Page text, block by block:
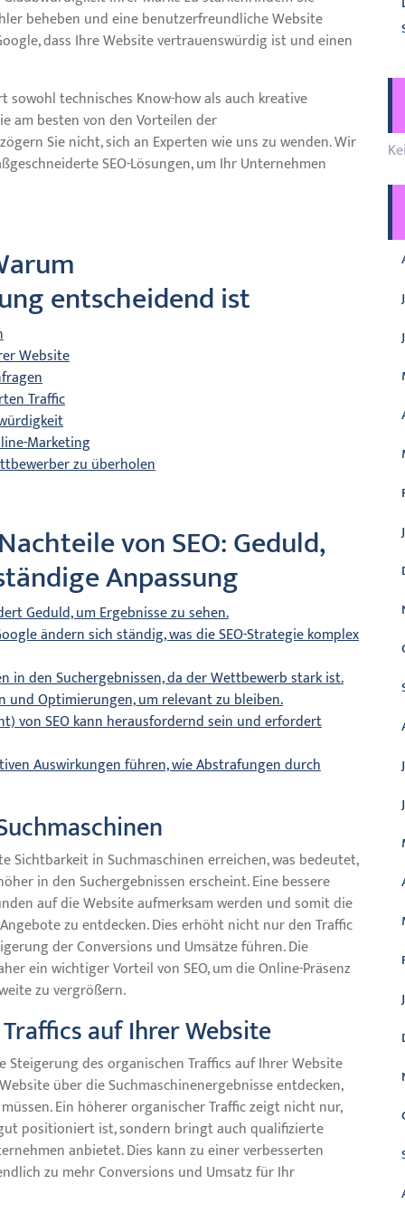
beheben und eine benutzerfreundliche Website
dass Ihre Website vertrauenswürdig ist und einen
technisches Know-how als auch kreative
am besten von den Vorteilen der
Sie nicht, sich an Experten wie uns zu wenden. Wir
SEO-Lösungen, um Ihr Unternehmen
entscheidend ist
Website
Traffic
Marketing
zu überholen
von SEO: Geduld,
Anpassung
Geduld, um Ergebnisse zu sehen.
ändern sich ständig, was die SEO-Strategie komplex
in den Suchergebnissen, da der Wettbewerb stark ist.
Optimierungen, um relevant zu bleiben.
von SEO kann herausfordernd sein und erfordert
Auswirkungen führen, wie Abstrafungen durch
Sichtbarkeit in Suchmaschinen erreichen, was bedeutet,
in den Suchergebnissen erscheint. Eine bessere
auf die Website aufmerksam werden und somit die
zu entdecken. Dies erhöht nicht nur den Traffic
der Conversions und Umsätze führen. Die
ein wichtiger Vorteil von SEO, um die Online-Präsenz
zu vergrößern.
auf Ihrer Website
Steigerung des organischen Traffics auf Ihrer Website
über die Suchmaschinenergebnisse entdecken,
Ein höherer organischer Traffic zeigt nicht nur,
positioniert ist, sondern bringt auch qualifizierte
anbietet. Dies kann zu einer verbesserten
zu mehr Conversions und Umsatz für Ihr